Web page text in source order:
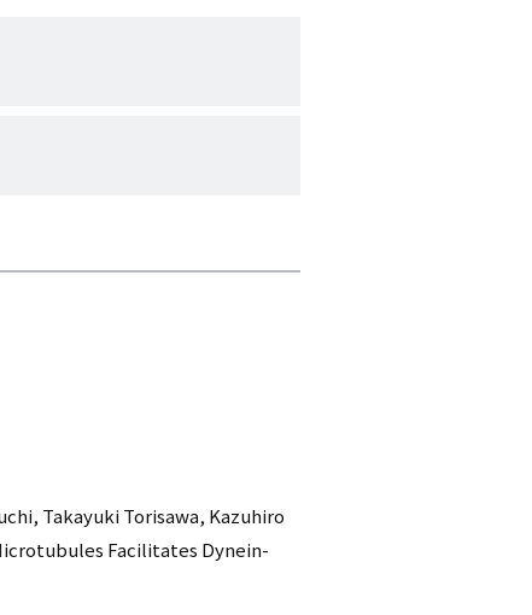
Takayuki Torisawa, Kazuhiro
Facilitates Dynein-